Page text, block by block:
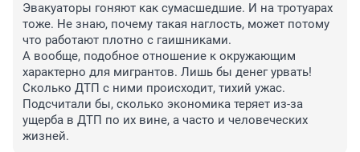
Эвакуаторы гоняют как сумасшедшие. И на тротуарах
тоже. Не знаю, почему такая наглость, может потому
что работают плотно с гаишниками.
А вообще, подобное отношение к окружающим
характерно для мигрантов. Лишь бы денег урвать!
Сколько ДТП с ними происходит, тихий ужас.
Подсчитали бы, сколько экономика теряет из-за
ущерба в ДТП по их вине, а часто и человеческих
жизней.